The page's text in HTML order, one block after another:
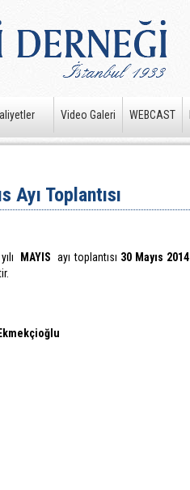
Video Galeri WEBCAST
Ayı Toplantısı
MAYIS ayı toplantısı 30 Mayıs 2014